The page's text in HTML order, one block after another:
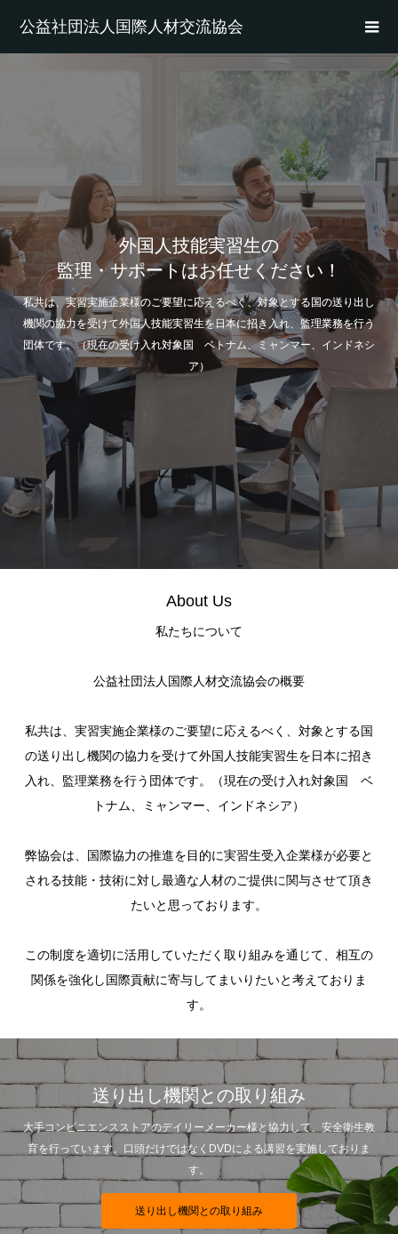
公益社団法人国際人材交流協会
外国人技能実習生の
監理・サポートはお任せください！
私共は、実習実施企業様のご要望に応えるべく、対象とする国の送り出し
機関の協力を受けて外国人技能実習生を日本に招き入れ、監理業務を行う
団体です。（現在の受け入れ対象国 ベトナム、ミャンマー、インドネシ
ア）
About Us
私たちについて
公益社団法人国際人材交流協会の概要
私共は、実習実施企業様のご要望に応えるべく、対象とする国
の送り出し機関の協力を受けて外国人技能実習生を日本に招き
入れ、監理業務を行う団体です。（現在の受け入れ対象国 ベ
トナム、ミャンマー、インドネシア）
​弊協会は、国際協力の推進を目的に実習生受入企業様が必要と
される技能・技術に対し最適な人材のご提供に関与させて頂き
たいと思っております。
この制度を適切に活用していただく取り組みを通じて、相互の
関係を強化し国際貢献に寄与してまいりたいと考えておりま
す。
送り出し機関との取り組み
大手コンビニエンスストアのデイリーメーカー様と協力して、安全衛生教
育を行っています。口頭だけではなくDVDによる講習を実施しておりま
す。
送り出し機関との取り組み